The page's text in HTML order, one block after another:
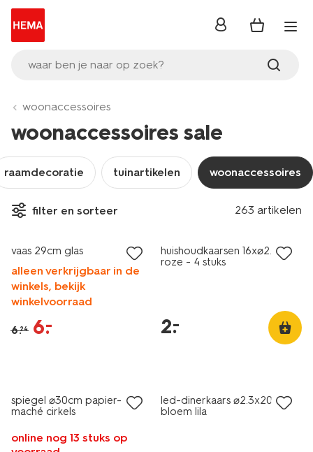
waar ben je naar op zoek?
inloggen
woonaccessoires
woonaccessoires sale
raamdecoratie tuinartikelen woonaccessoires
filter en sorteer 263 artikelen
sale
vaas 29cm glas
alleen verkrijgbaar in de
winkels, bekijk
winkelvoorraad
6.24 6.
–
huishoudkaarsen 16x⌀2.2cm
roze - 4 stuks
2.
–
spiegel ⌀30cm papier-
maché cirkels
online nog 13 stuks op
led-dinerkaars ⌀2.3x20cm
bloem lila